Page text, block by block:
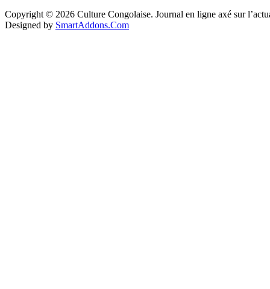
Copyright © 2026 Culture Congolaise. Journal en ligne axé sur
Designed by SmartAddons.Com